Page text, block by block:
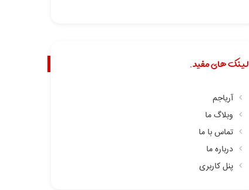
لینک های مفید.
آریاجم
وبلاگ ما
تماس با ما
درباره ما
پنل کاربری